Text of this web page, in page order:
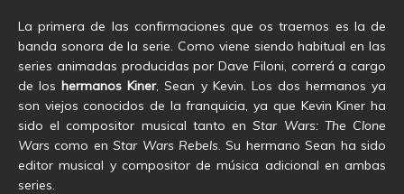
La primera de las confirmaciones que os traemos es la de
banda sonora de la serie. Como viene siendo habitual en las
series animadas producidas por Dave Filoni, correrá a cargo
de loshermanos Kiner, Sean y Kevin. Los dos hermanos ya
son viejos conocidos de la franquicia, ya que Kevin Kiner ha
sido el compositor musical tanto enStar Wars: The Clone
Wars como enStar Wars Rebels. Su hermano Sean ha sido
editor musical y compositor de música adicional en ambas
series.